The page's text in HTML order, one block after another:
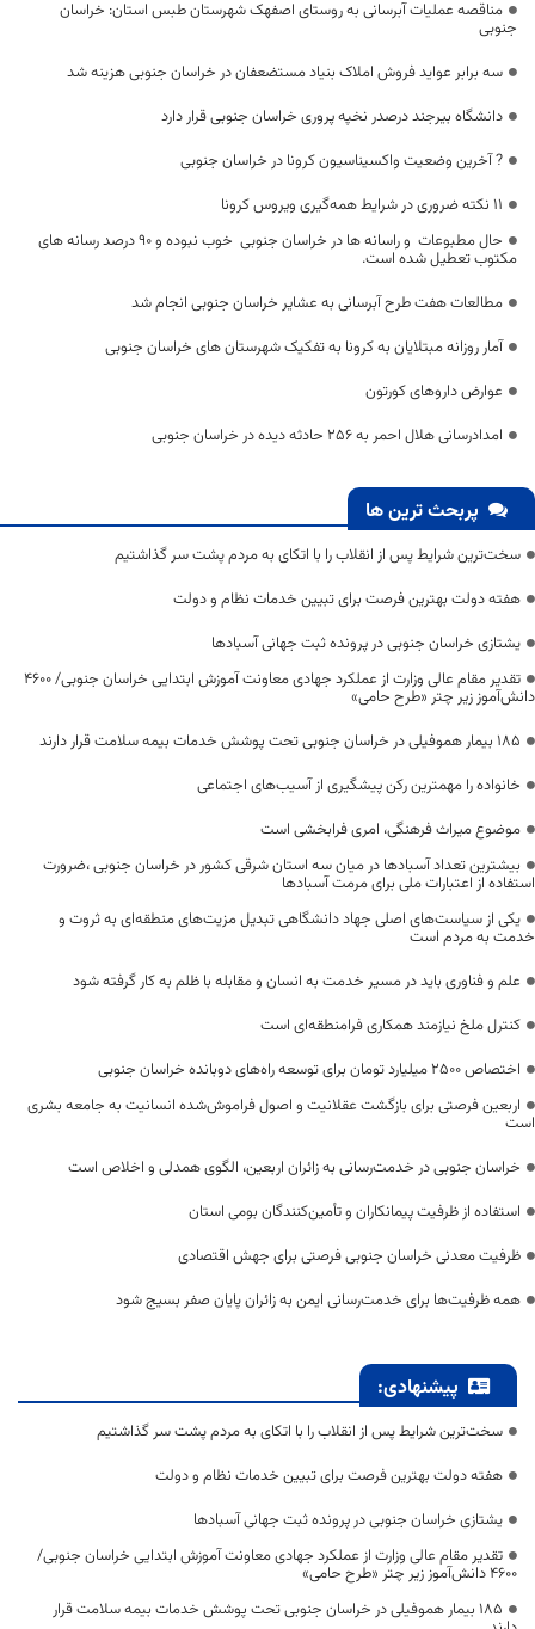
مناقصه عملیات آبرسانی به روستای اصفهک شهرستان طبس استان: خراسان
جنوبی
سه برابر عواید فروش املاک بنیاد مستضعفان در خراسان جنوبی هزینه شد
دانشگاه بیرجند درصدر نخپه پروری خراسان جنوبی قرار دارد
? آخرین وضعیت واکسیناسیون کرونا در خراسان جنوبی
۱۱ نکته ضروری در شرایط همه‌گیری ویروس کرونا
حال مطبوعات و راسانه ها در خراسان جنوبی خوب نبوده و ۹۰ درصد رسانه های
مکتوب تعطیل شده است.
مطالعات هفت طرح آبرسانی به عشایر خراسان جنوبی انجام شد
آمار روزانه مبتلایان به کرونا به تفکیک شهرستان های خراسان جنوبی
عوارض داروهای کورتون
امدادرسانی هلال احمر به ۲۵۶ حادثه دیده در خراسان جنوبی
پربحث ترین ها
سخت‌ترین شرایط پس از انقلاب را با اتکای به مردم پشت سر گذاشتیم
هفته دولت بهترین فرصت برای تبیین خدمات نظام و دولت
یشتازی خراسان جنوبی در پرونده ثبت جهانی آسبادها
تقدیر مقام عالی وزارت از عملکرد جهادی معاونت آموزش ابتدایی خراسان جنوبی/ ۴۶۰۰
دانش‌آموز زیر چتر «طرح حامی»
۱۸۵ بیمار هموفیلی در خراسان جنوبی تحت پوشش خدمات بیمه سلامت قرار دارند
خانواده را مهمترین رکن پیشگیری از آسیب‌های اجتماعی
موضوع میراث فرهنگی، امری فرابخشی است
بیشترین تعداد آسبادها در میان سه استان شرقی کشور در خراسان جنوبی ،ضرورت
استفاده از اعتبارات ملی برای مرمت آسبادها
یکی از سیاست‌های اصلی جهاد دانشگاهی تبدیل مزیت‌های منطقه‌ای به ثروت و
خدمت به مردم است
علم و فناوری باید در مسیر خدمت به انسان و مقابله با ظلم به کار گرفته شود
کنترل ملخ نیازمند همکاری فرامنطقه‌ای است
اختصاص 2500 میلیارد تومان برای توسعه راه‌های دوبانده خراسان جنوبی
اربعین فرصتی برای بازگشت عقلانیت و اصول فراموش‌شده انسانیت به جامعه بشری
است
خراسان جنوبی در خدمت‌رسانی به زائران اربعین، الگوی همدلی و اخلاص است
استفاده از ظرفیت پیمانکاران و تأمین‌کنندگان بومی استان
ظرفیت معدنی خراسان جنوبی فرصتی برای جهش اقتصادی
همه ظرفیت‌ها برای خدمت‌رسانی ایمن به زائران پایان صفر بسیج شود
پیشنهادی:
سخت‌ترین شرایط پس از انقلاب را با اتکای به مردم پشت سر گذاشتیم
هفته دولت بهترین فرصت برای تبیین خدمات نظام و دولت
یشتازی خراسان جنوبی در پرونده ثبت جهانی آسبادها
تقدیر مقام عالی وزارت از عملکرد جهادی معاونت آموزش ابتدایی خراسان جنوبی/
۴۶۰۰ دانش‌آموز زیر چتر «طرح حامی»
۱۸۵ بیمار هموفیلی در خراسان جنوبی تحت پوشش خدمات بیمه سلامت قرار